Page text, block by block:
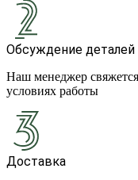
Обсуждение деталей
Наш менеджер
условиях работы
Доставка